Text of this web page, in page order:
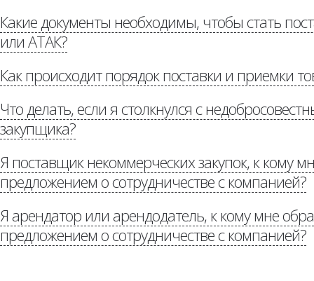
Какие документы необходимы, чтобы стать
или АТАК?
«Потенциальным поставщикам»
Как происходит порядок поставки и приемки
доставке»
Что делать, если я столкнулся с
закупщика?
«Стоп коррупция»
Я поставщик некоммерческих закупок, к кому
предложением о сотрудничестве с компанией?
Потенциальным партнерам
Я арендатор или арендодатель, к кому мне
предложением о сотрудничестве с компанией?